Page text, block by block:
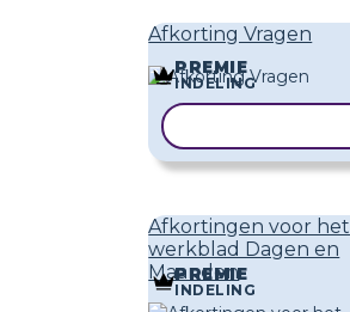
Afkorting Vragen
PREMIE
INDELING
Afkortingen voor het
werkblad Dagen en
Maanden
PREMIE
INDELING